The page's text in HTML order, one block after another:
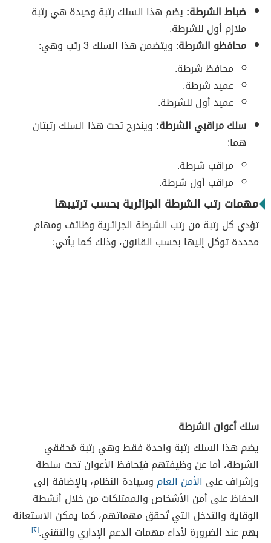
ضباط الشرطة: يضم هذا السلك رتبة وحيدة هي رتبة
ملازم أول للشرطة.
محافظو الشرطة: ويتضمن هذا السلك 3 رتب وهي:
محافظ شرطة.
عميد شرطة.
عميد أول للشرطة.
سلك مراقبي الشرطة: ويندرج تحت هذا السلك رتبتان
هما:
مراقب شرطة.
مراقب أول شرطة.
مهمات رتب الشرطة الجزائرية بحسب ترتيبها
تؤدي كل رتبة من رتب الشرطة الجزائرية وظائف ومهام
محددة توكل إليها بحسب القانون، وذلك كما يأتي:
سلك أعوان الشرطة
يضم هذا السلك رتبة واحدة فقط وهي رتبة مُحققي
الشرطة، أما عن وظيفتهم فيُحافظ الأعوان تحت سلطة
وإشراف على الأمن العام وسيادة النظام، بالإضافة إلى
الحفاظ على أمن الأشخاص والممتلكات من خلال أنشطة
الوقاية والتدخل التي تُحقق مهماتهم، كما يمكن الاستعانة
بهم عند الضرورة لأداء مهمات الدعم الإداري والتقني.[٢]